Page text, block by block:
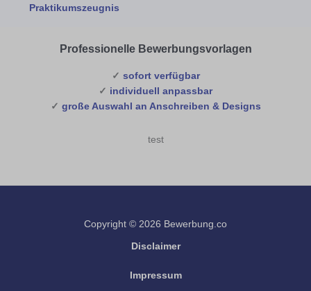
Praktikumszeugnis
Professionelle Bewerbungsvorlagen
✓ sofort verfügbar
✓ individuell anpassbar
✓ große Auswahl an Anschreiben & Designs
test
Copyright © 2026 Bewerbung.co
Disclaimer
Impressum